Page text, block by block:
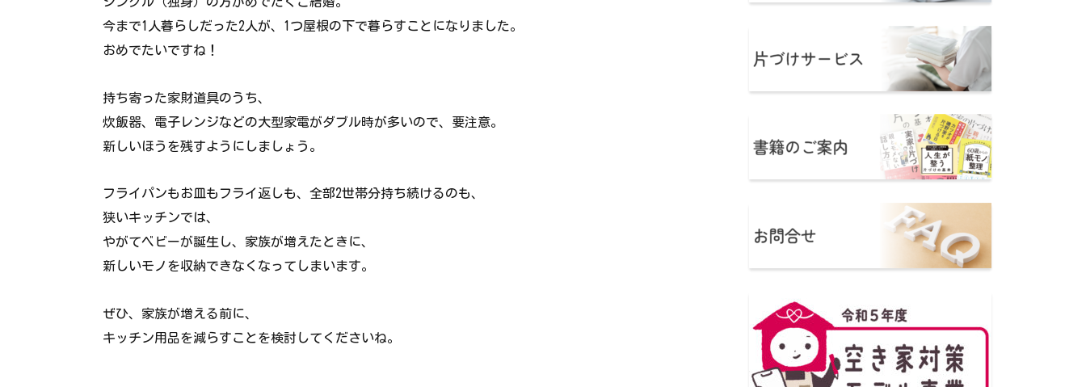
今まで1人暮らしだった2人が、1つ屋根の下で暮らすことになりました。
おめでたいですね！
持ち寄った家財道具のうち、
炊飯器、電子レンジなどの大型家電がダブル時が多いので、要注意。
新しいほうを残すようにしましょう。
フライパンもお皿もフライ返しも、全部2世帯分持ち続けるのも、
狭いキッチンでは、
やがてベビーが誕生し、家族が増えたときに、
新しいモノを収納できなくなってしまいます。
ぜひ、家族が増える前に、
キッチン用品を減らすことを検討してくださいね。